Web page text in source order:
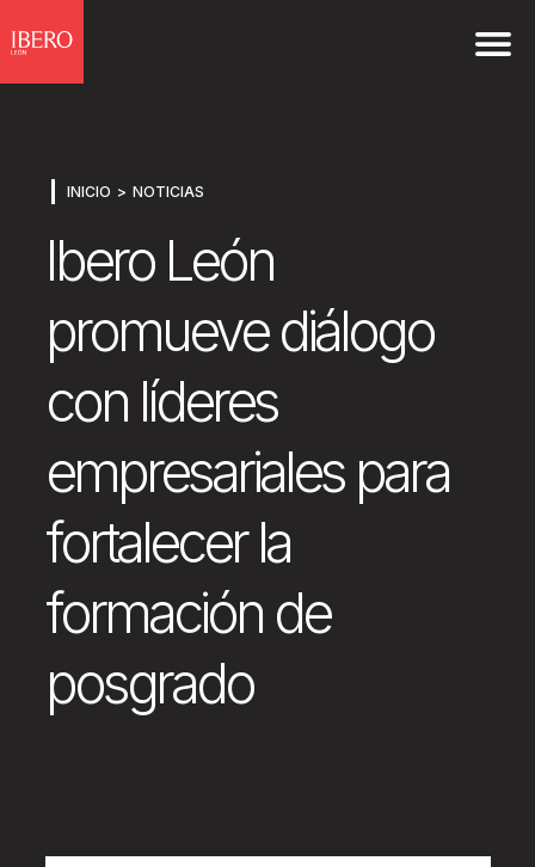
INICIO NOTICIAS
Ibero León
promueve diálogo
con líderes
empresariales para
fortalecer la
formación de
posgrado